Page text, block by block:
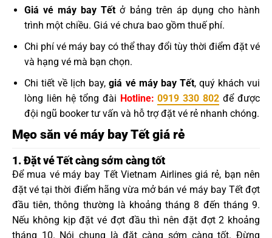
Giá vé máy bay Tết ở bảng trên áp dụng cho hành
trình một chiều. Giá vé chưa bao gồm thuế phí.
Chi phí vé máy bay có thể thay đổi tùy thời điểm đặt vé
và hạng vé mà bạn chọn.
Chi tiết về lịch bay,giá vé máy bay Tết, quý khách vui
lòng liên hệ tổng đài Hotline:0919 330 802 để được
đội ngũ booker tư vấn và hỗ trợ đặt vé rẻ nhanh chóng.
Mẹo săn vé máy bay Tết giá rẻ
1. Đặt vé Tết càng sớm càng tốt
Để mua vé máy bay Tết Vietnam Airlines giá rẻ, bạn nên
đặt vé tại thời điểm hãng vừa mở bán vé máy bay Tết đợt
đầu tiên, thông thường là khoảng tháng 8 đến tháng 9.
Nếu không kịp đặt vé đợt đầu thì nên đặt đợt 2 khoảng
tháng 10. Nói chung là đặt càng sớm càng tốt. Đừng